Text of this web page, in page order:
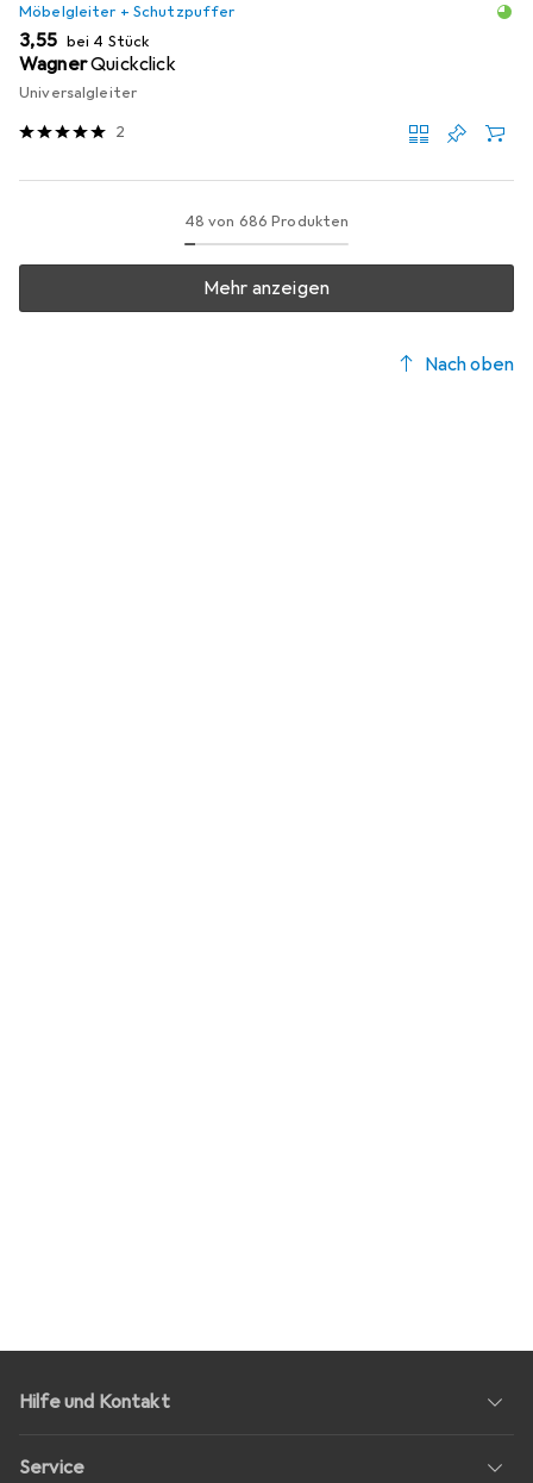
Möbelgleiter + Schutzpuffer
EUR
3,55 bei 4 Stück
WagnerQuickclick
Universalgleiter
2
48 von 686 Produkten
Mehr anzeigen
Nach oben
Hilfe und Kontakt
Service